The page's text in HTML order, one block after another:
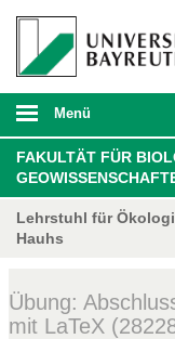
Menü
FAKULTÄT FÜR
Lehrstuhl für
Hauhs
Übung:
mit LaTeX